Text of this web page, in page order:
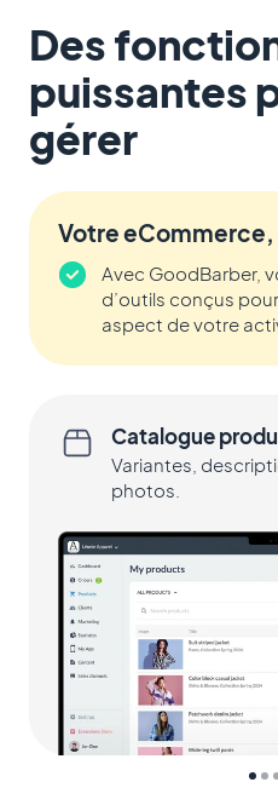
Des
puissantes
gérer
Votre
Avec GoodBarber,
d’outils conçus
aspect de votre
Catalogue
Variantes,
photos.